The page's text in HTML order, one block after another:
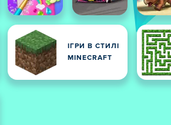
ІГРИ В СТИЛІ
MINECRAFT